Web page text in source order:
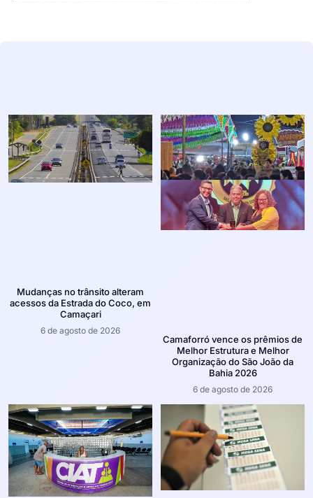
Mudanças no trânsito alteram
acessos da Estrada do Coco, em
Camaçari
6 de agosto de 2026
Camaforró vence os prêmios de
Melhor Estrutura e Melhor
Organização do São João da
Bahia 2026
6 de agosto de 2026